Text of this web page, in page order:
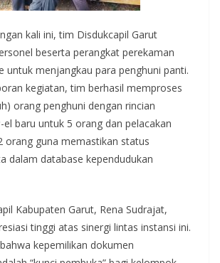
kali ini, tim Disdukcapil Garut
beserta perangkat perekaman
untuk menjangkau para penghuni panti.
kegiatan, tim berhasil memproses
orang penghuni dengan rincian
el baru untuk 5 orang dan pelacakan
orang guna memastikan status
dalam database kependudukan
Kabupaten Garut, Rena Sudrajat,
tinggi atas sinergi lintas instansi ini.
kepemilikan dokumen